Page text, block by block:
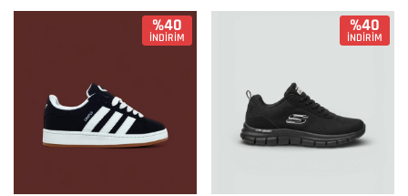
%40
İNDİRİM
%40
İNDİRİM